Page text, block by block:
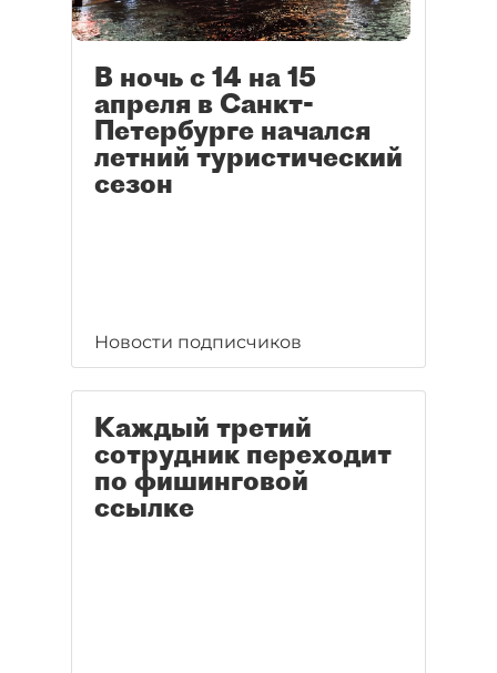
В ночь с 14 на 15
апреля в Санкт-
Петербурге начался
летний туристический
сезон
Новости подписчиков
Каждый третий
сотрудник переходит
по фишинговой
ссылке